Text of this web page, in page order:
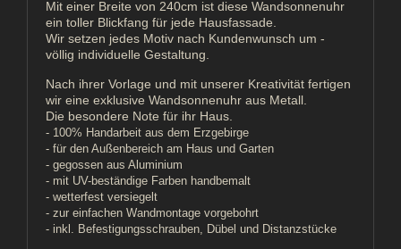
Mit einer Breite von 240cm ist diese Wandsonnenuhr
ein toller Blickfang für jede Hausfassade.
Wir setzen jedes Motiv nach Kundenwunsch um -
völlig individuelle Gestaltung.
Nach ihrer Vorlage und mit unserer Kreativität fertigen
wir eine exklusive Wandsonnenuhr aus Metall.
Die besondere Note für ihr Haus.
- 100% Handarbeit aus dem Erzgebirge
- für den Außenbereich am Haus und Garten
- gegossen aus Aluminium
- mit UV-beständige Farben handbemalt
- wetterfest versiegelt
- zur einfachen Wandmontage vorgebohrt
- inkl. Befestigungsschrauben, Dübel und Distanzstücke